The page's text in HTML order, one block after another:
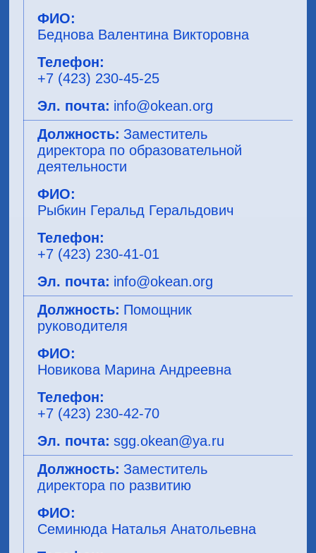
Беднова Валентина Викторовна
+7 (423) 230-45-25
info@okean.org
Заместитель
директора по образовательной
деятельности
Рыбкин Геральд Геральдович
+7 (423) 230-41-01
info@okean.org
Помощник
руководителя
Новикова Марина Андреевна
+7 (423) 230-42-70
sgg.okean@ya.ru
Заместитель
директора по развитию
Семинюда Наталья Анатольевна